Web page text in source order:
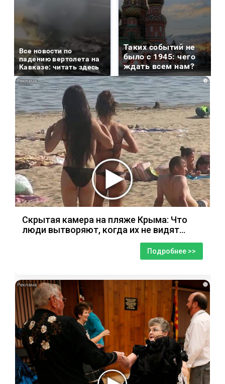
Все новости по
падению вертолета на
Кавказе: читать здесь
Таких событий не
было с 1945: чего
ждать всем нам?
i
Скрытая камера на пляже Крыма: Что
люди вытворяют, когда их не видят...
Подробнее >>
i